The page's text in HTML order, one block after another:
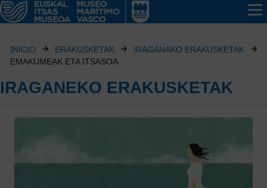
INICIO ERAKUSKETAK
IRAGANAKO ERAKUSKETAK
EMAKUMEAK ETA ITSASOA
IRAGANEKO ERAKUSKETAK